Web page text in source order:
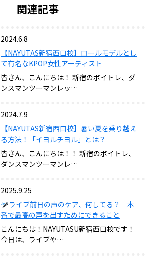
関連記事
2024.6.8
【NAYUTAS新宿西口校】ロールモデルとし
て有名なKPOP女性アーティスト
皆さん、こんにちは！ 新宿のボイトレ、ダ
ンスマンツーマンレッ…
2024.7.9
【NAYUTAS新宿西口校】暑い夏を乗り越え
る方法！「イヨルチヨル」とは？
皆さん、こんにちは！！ 新宿のボイトレ、
ダンスマンツーマンレ…
2025.9.25
ライブ前日の声のケア、何してる？｜本
番で最高の声を出すためにできること
こんにちは！NAYUTASU新宿西口校です！
今日は、ライブや…